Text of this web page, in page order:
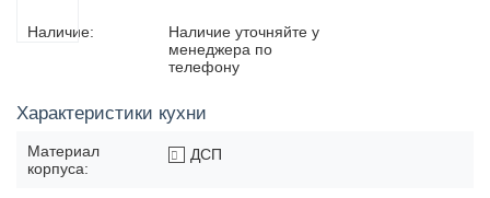
Наличие:
Наличие уточняйте у
менеджера по
телефону
Характеристики кухни
Материал
корпуса:
ДСП